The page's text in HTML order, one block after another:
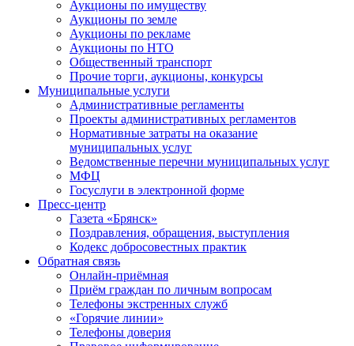
Аукционы по имуществу
Аукционы по земле
Аукционы по рекламе
Аукционы по НТО
Общественный транспорт
Прочие торги, аукционы, конкурсы
Муниципальные услуги
Административные регламенты
Проекты административных регламентов
Нормативные затраты на оказание
муниципальных услуг
Ведомственные перечни муниципальных услуг
МФЦ
Госуслуги в электронной форме
Пресс-центр
Газета «Брянск»
Поздравления, обращения, выступления
Кодекс добросовестных практик
Обратная связь
Онлайн-приёмная
Приём граждан по личным вопросам
Телефоны экстренных служб
«Горячие линии»
Телефоны доверия